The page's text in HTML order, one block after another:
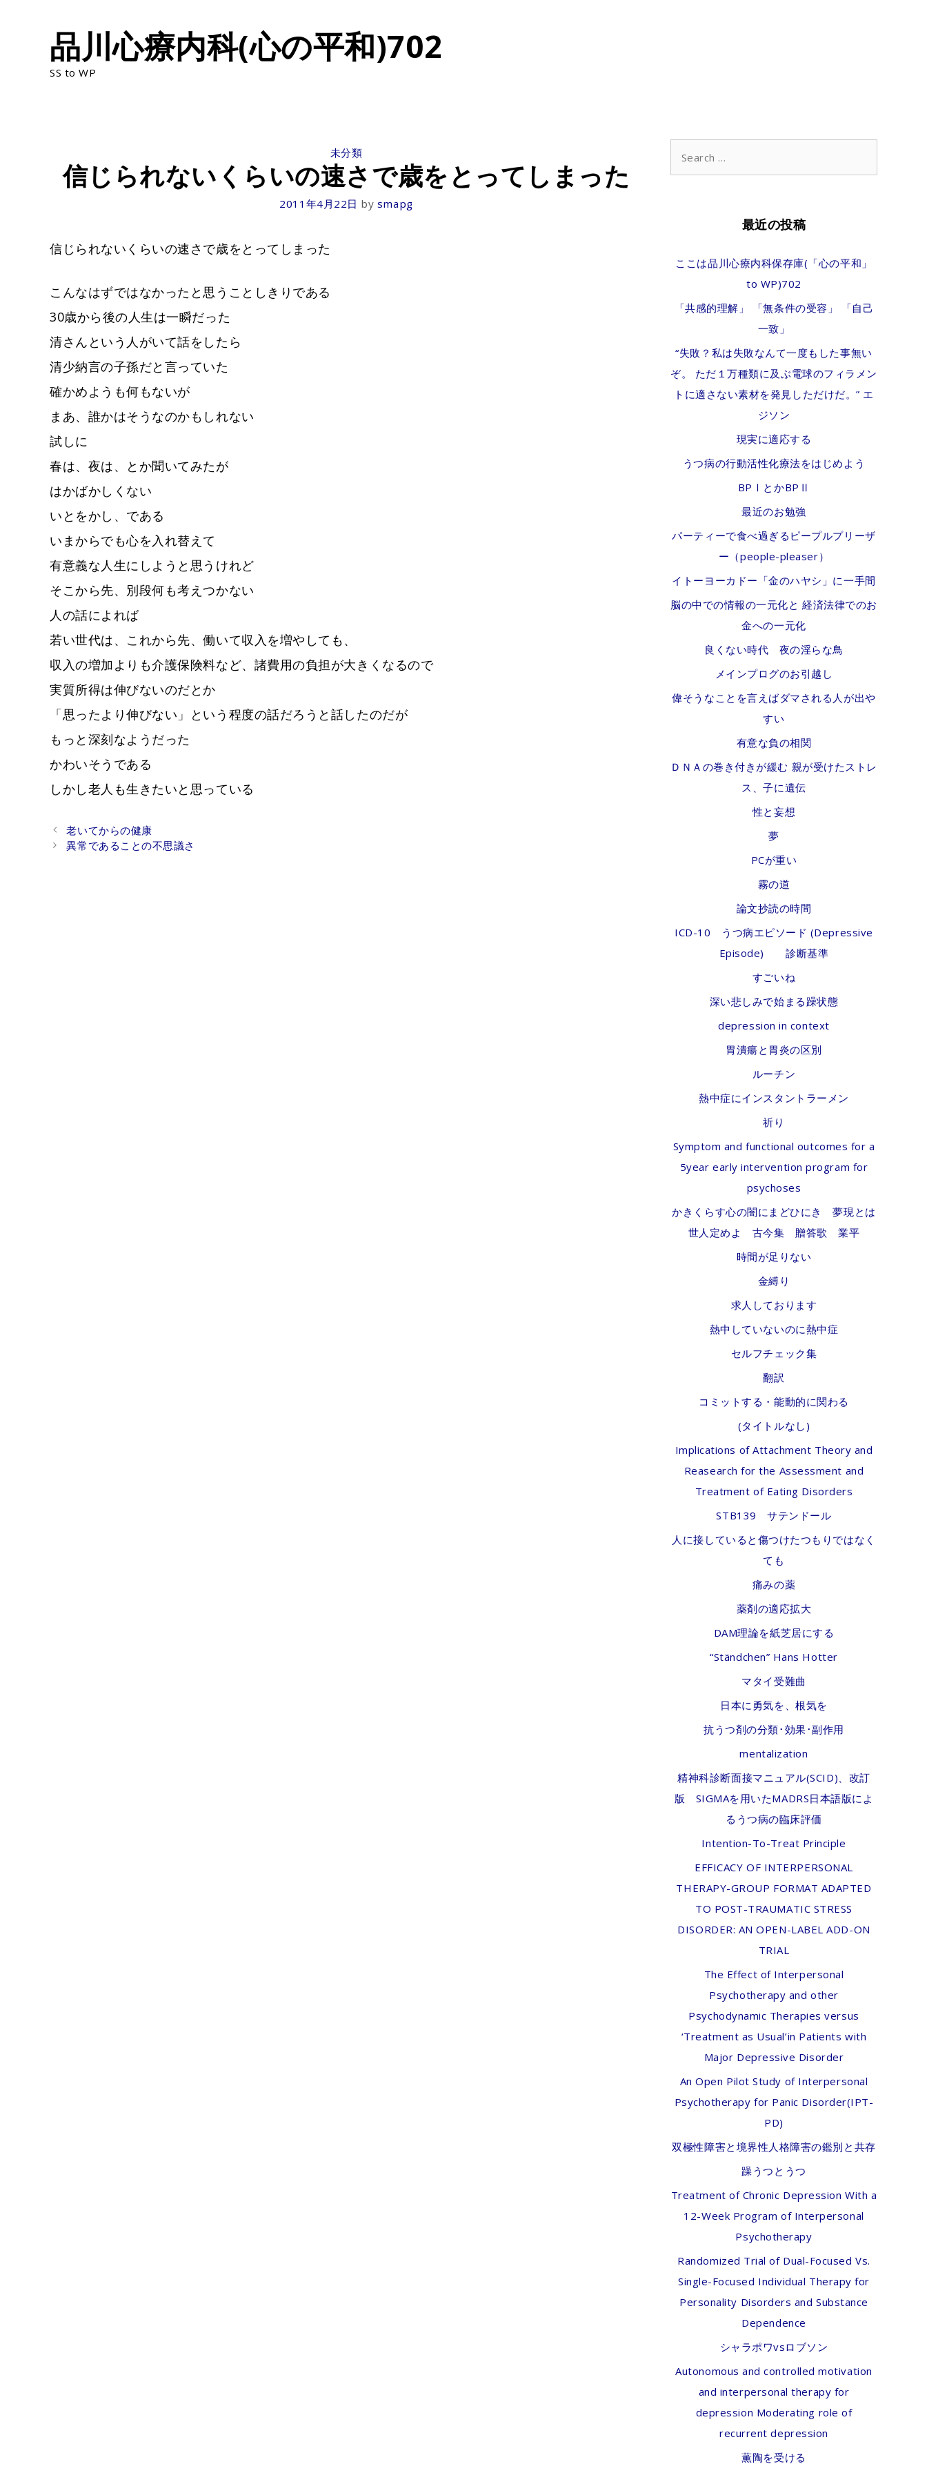
品川心療内科(心の平和)702
SS to WP
CATEGORIES
未分類
信じられないくらいの速さで歳をとってしまった
2011年4月22日 by smapg
信じられないくらいの速さで歳をとってしまった
こんなはずではなかったと思うことしきりである
30歳から後の人生は一瞬だった
清さんという人がいて話をしたら
清少納言の子孫だと言っていた
確かめようも何もないが
まあ、誰かはそうなのかもしれない
試しに
春は、夜は、とか聞いてみたが
はかばかしくない
いとをかし、である
いまからでも心を入れ替えて
有意義な人生にしようと思うけれど
そこから先、別段何も考えつかない
人の話によれば
若い世代は、これから先、働いて収入を増やしても、
収入の増加よりも介護保険料など、諸費用の負担が大きくなるので
実質所得は伸びないのだとか
「思ったより伸びない」という程度の話だろうと話したのだが
もっと深刻なようだった
かわいそうである
しかし老人も生きたいと思っている
Post
navigation
老いてからの健康
異常であることの不思議さ
最近の投稿
ここは品川心療内科保存庫(「心の平和」
to WP)702
「共感的理解」 「無条件の受容」 「自己
一致」
“失敗？私は失敗なんて一度もした事無い
ぞ。 ただ１万種類に及ぶ電球のフィラメン
トに適さない素材を発見しただけだ。” エ
ジソン
現実に適応する
うつ病の行動活性化療法をはじめよう
BPⅠとかBPⅡ
最近のお勉強
パーティーで食べ過ぎるピープルプリーザ
ー（people-pleaser）
イトーヨーカドー「金のハヤシ」に一手間
脳の中での情報の一元化と 経済法律でのお
金への一元化
良くない時代 夜の淫らな鳥
メインプログのお引越し
偉そうなことを言えばダマされる人が出や
すい
有意な負の相関
ＤＮＡの巻き付きが緩む 親が受けたストレ
ス、子に遺伝
性と妄想
夢
PCが重い
霧の道
論文抄読の時間
ICD-10 うつ病エピソード (Depressive
Episode) 診断基準
すごいね
深い悲しみで始まる躁状態
depression in context
胃潰瘍と胃炎の区別
ルーチン
熱中症にインスタントラーメン
祈り
Symptom and functional outcomes for a
5year early intervention program for
psychoses
かきくらす心の闇にまどひにき 夢現とは
世人定めよ 古今集 贈答歌 業平
時間が足りない
金縛り
求人しております
熱中していないのに熱中症
セルフチェック集
翻訳
コミットする・能動的に関わる
(タイトルなし)
Implications of Attachment Theory and
Reasearch for the Assessment and
Treatment of Eating Disorders
STB139 サテンドール
人に接していると傷つけたつもりではなく
ても
痛みの薬
薬剤の適応拡大
DAM理論を紙芝居にする
“Ständchen” Hans Hotter
マタイ受難曲
日本に勇気を、根気を
抗うつ剤の分類･効果･副作用
mentalization
精神科診断面接マニュアル(SCID)、改訂
版 SIGMAを用いたMADRS日本語版によ
るうつ病の臨床評価
Intention-To-Treat Principle
EFFICACY OF INTERPERSONAL
THERAPY-GROUP FORMAT ADAPTED
TO POST-TRAUMATIC STRESS
DISORDER: AN OPEN-LABEL ADD-ON
TRIAL
The Effect of Interpersonal
Psychotherapy and other
Psychodynamic Therapies versus
‘Treatment as Usual’in Patients with
Major Depressive Disorder
An Open Pilot Study of Interpersonal
Psychotherapy for Panic Disorder(IPT-
PD)
双極性障害と境界性人格障害の鑑別と共存
躁うつとうつ
Treatment of Chronic Depression With a
12-Week Program of Interpersonal
Psychotherapy
Randomized Trial of Dual-Focused Vs.
Single-Focused Individual Therapy for
Personality Disorders and Substance
Dependence
シャラポワvsロブソン
Autonomous and controlled motivation
and interpersonal therapy for
depression Moderating role of
recurrent depression
薫陶を受ける